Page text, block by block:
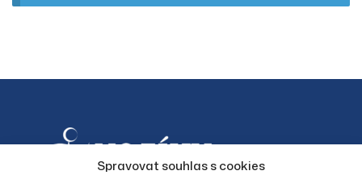
Spravovat souhlas s cookies